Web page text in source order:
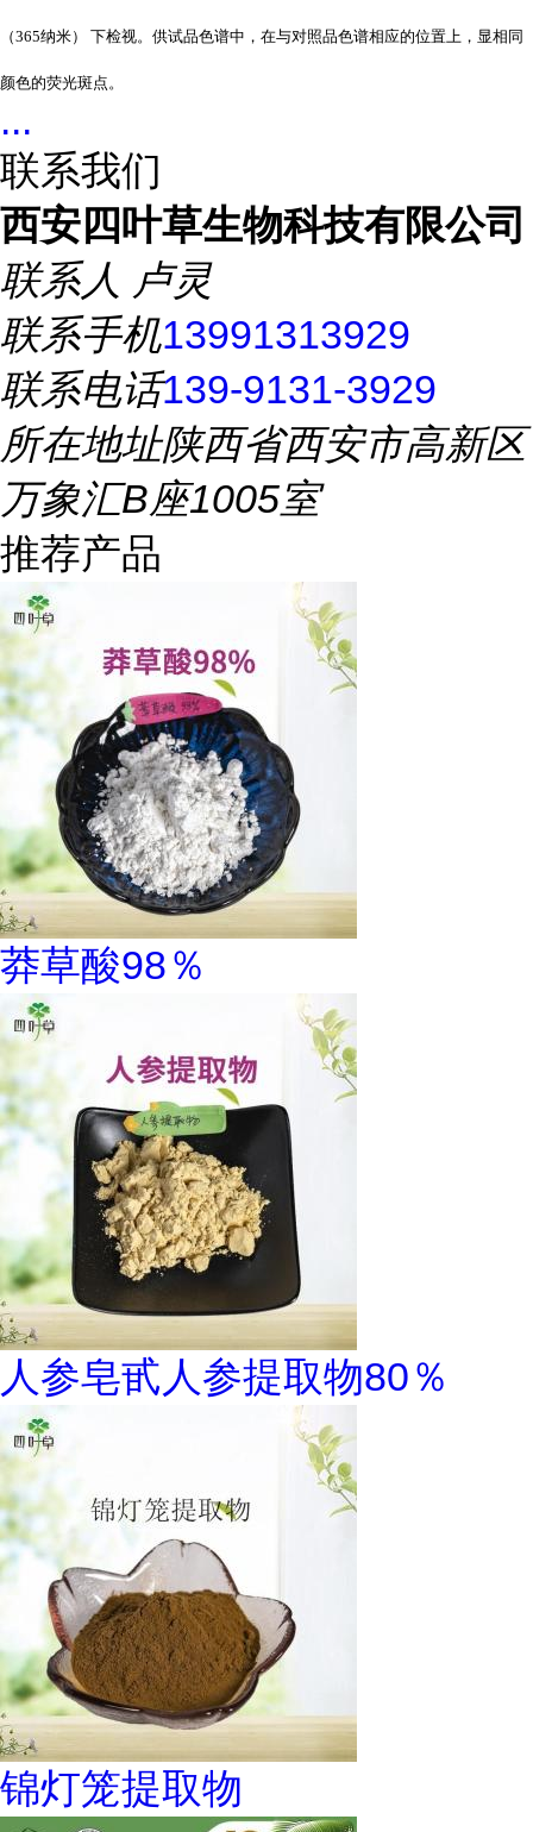
（365纳米） 下检视。供试品色谱中，在与对照品色谱相应的位置上，显相同
颜色的荧光斑点。
...
联系我们
西安四叶草生物科技有限公司
联系人 卢灵
联系手机13991313929
联系电话139-9131-3929
所在地址陕西省西安市高新区
万象汇B座1005室
推荐产品
莽草酸98％
人参皂甙人参提取物80％
锦灯笼提取物